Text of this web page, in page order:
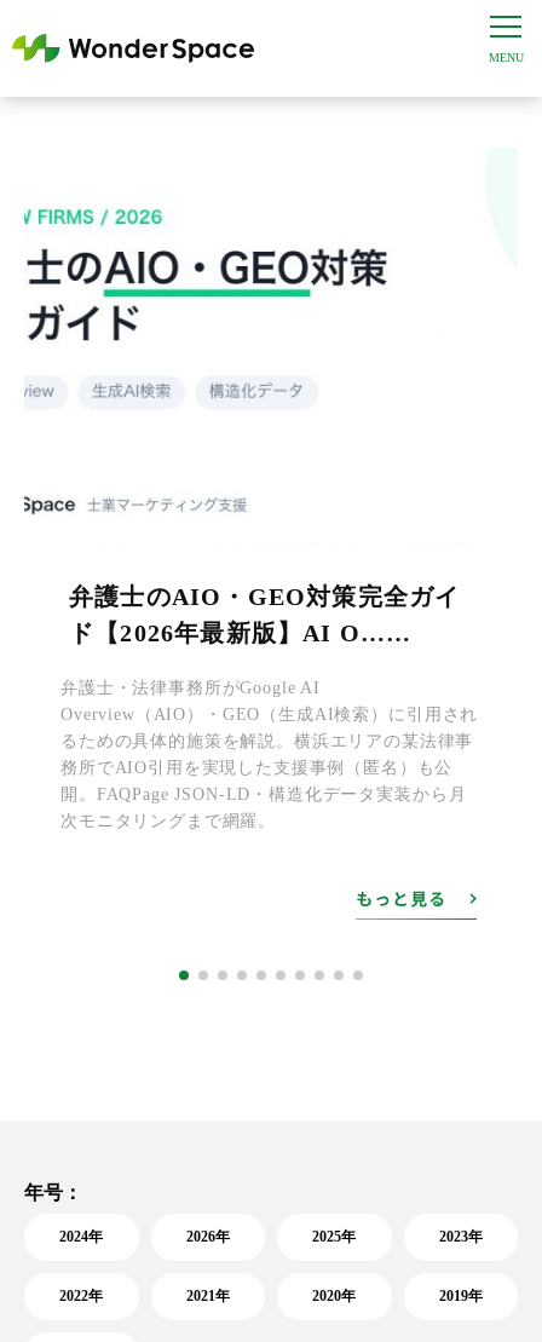
弁護士のAIO・GEO対策完全ガイ
ド【2026年最新版】AI O……
弁護士・法律事務所がGoogle AI
Overview（AIO）・GEO（生成AI検索）に引用され
るための具体的施策を解説。横浜エリアの某法律事
務所でAIO引用を実現した支援事例（匿名）も公
開。FAQPage JSON-LD・構造化データ実装から月
次モニタリングまで網羅。
年号：
2024年 2026年 2025年 2023年
2022年 2021年 2020年 2019年